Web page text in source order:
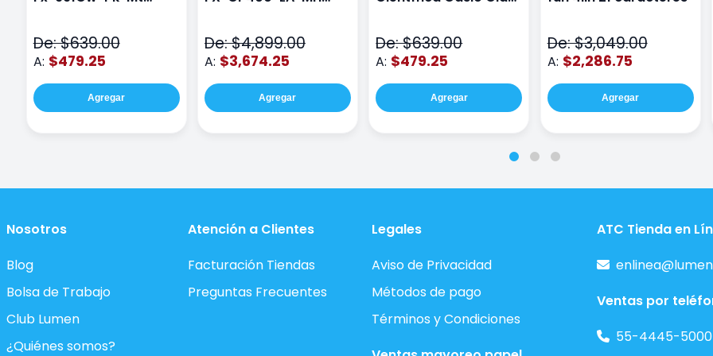
De: $639.00
A: $479.25
Agregar
De: $4,899.00
A: $3,674.25
Agregar
De: $639.00
A: $479.25
Agregar
De: $3,049.00
A: $2,286.75
Agregar
Nosotros
Blog
Bolsa de Trabajo
Club Lumen
¿Quiénes somos?
Atención a Clientes
Facturación Tiendas
Preguntas Frecuentes
Legales
Aviso de Privacidad
Métodos de pago
Términos y Condiciones
ATC Tienda en
Ventas por
55-4445-5000